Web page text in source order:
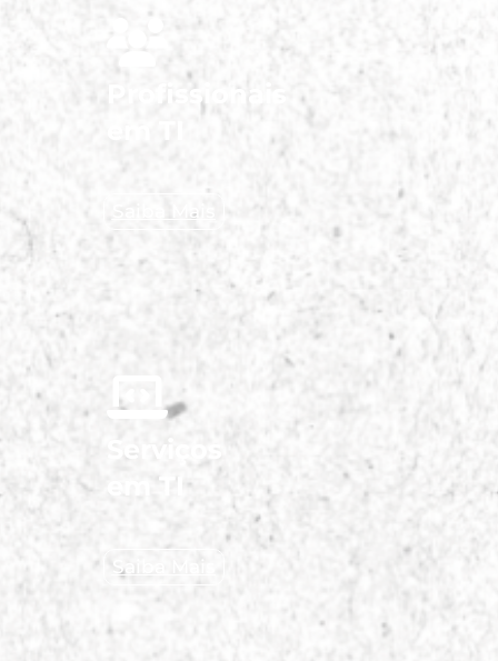
Profissionais
Saiba Mais
Serviços
Saiba Mais